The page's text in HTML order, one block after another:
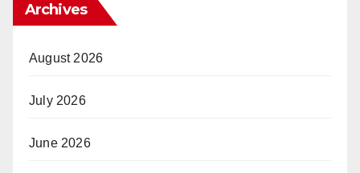
Archives
August 2026
July 2026
June 2026